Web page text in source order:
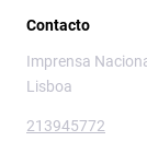
Contacto
Imprensa
Lisboa
213945772